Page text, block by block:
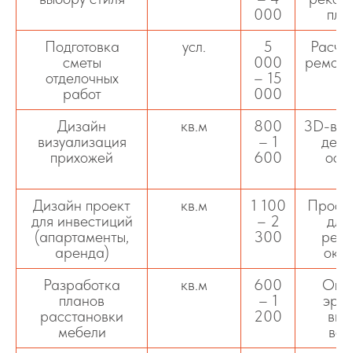
000
Подготовка
сметы
отделочных
работ
усл.
5
000
– 15
000
Дизайн
визуализация
прихожей
кв.м
800
– 1
600
3D-
Дизайн проект
для инвестиций
(апартаменты,
аренда)
кв.м
1 100
– 2
300
Разработка
планов
расстановки
мебели
кв.м
600
– 1
200